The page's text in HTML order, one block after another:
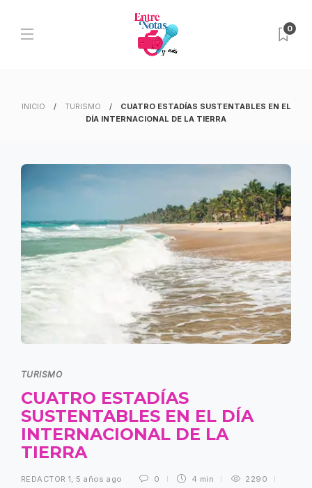
0
INICIO TURISMO
CUATRO ESTADÍAS SUSTENTABLES EN EL
DÍA INTERNACIONAL DE LA TIERRA
TURISMO
CUATRO ESTADÍAS
SUSTENTABLES EN EL DÍA
INTERNACIONAL DE LA
TIERRA
REDACTOR 1 5 años ago 0 4 min 2290